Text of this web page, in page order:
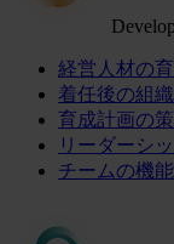
経営人材の
着任後の組
育成計画の
リーダーシ
チームの機